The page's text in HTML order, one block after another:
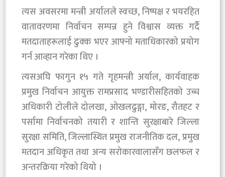
त्यस अवसरमा मन्त्री अर्यालले स्वच्छ, निष्पक्ष र भयरहित
वातावरणमा निर्वाचन सम्पन्न हुने विश्वास व्यक्त गर्दै
मतदाताहरूलाई ढुक्क भएर आफ्नो मताधिकारको प्रयोग
गर्न आव्हान गरेका थिए ।
त्यसअघि फागुन १५ गते गृहमन्त्री अर्याल, कार्यवाहक
प्रमुख निर्वाचन आयुक्त रामप्रसाद भण्डारीसहितको उच्च
अधिकारी टोलीले दोलखा, ओखलढुङ्गा, मोरङ, रौतहट र
पर्सामा निर्वाचनको तयारी र शान्ति सुरक्षाबारे जिल्ला
सुरक्षा समिति, जिल्लास्थित प्रमुख राजनीतिक दल, प्रमुख
मतदान अधिकृत तथा अन्य सरोकारवालासँग छलफल र
अन्तरक्रिया गरेको थियो ।